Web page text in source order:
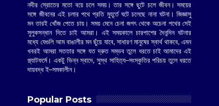
নদীর স্রোতের মতো বয়ে চলে সময়। তার সঙ্গে ছুটে চলে জীবন। সময়ের
সঙ্গে জীবনের এই চলার পথে প্রতি মুহূর্তে ঘটে চলেছে নানা ঘটনা। জিজ্ঞাসু
মন তারই খোঁজ পেতে চায়। সময় মেনে চেনা জগৎ থেকে অচেনা পথের সেই
সুলুকসন্ধান দিতে চাই আমরা। এই সময়কালে চারপাশের দৈনন্দিন ঘটনার
মধ্যে যেগুলি আম বাঙালীর মন ছুঁয়ে যাবে, সাধারণ মানুষের স্বার্থ থাকবে, এমন
খবরই আমরা সততার সঙ্গে যত দ্রুত সম্ভব তুলে ধরতে চাই আমাদের এই
প্ল্যাটফর্মে। একটু ভিন্ন স্বাদে, সুস্থ সাহিত্য–সংস্কৃতির পরিচয় তুলে ধরতে
দায়বদ্ধ ই–সমকালীন।
Popular Posts